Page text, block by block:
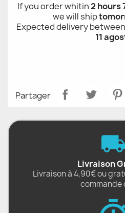
If you order whitin2 hours
we will ship
Expected delivery between
11
Partager
Livraison
Livraison à 4,90€ ou
commande